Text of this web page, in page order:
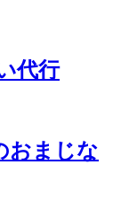
代行
おまじな